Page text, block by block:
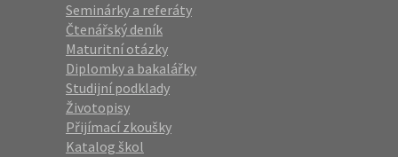
Seminárky a referáty
Čtenářský deník
Maturitní otázky
Diplomky a bakalářky
Studijní podklady
Životopisy
Přijímací zkoušky
Katalog škol